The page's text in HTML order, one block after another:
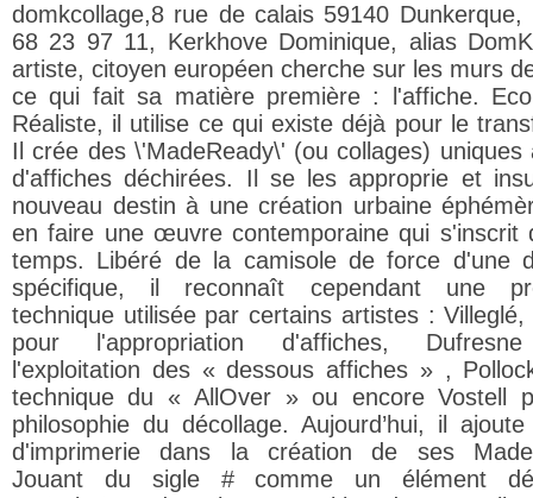
domkcollage,8 rue de calais 59140 Dunkerque,
68 23 97 11, Kerkhove Dominique, alias
artiste, citoyen européen cherche sur les murs
ce qui fait sa matière première : l'affiche.
Réaliste, il utilise ce qui existe déjà pour le
Il crée des \'MadeReady\' (ou collages) uniques
d'affiches déchirées. Il se les approprie et
nouveau destin à une création urbaine
en faire une œuvre contemporaine qui s'inscrit
temps. Libéré de la camisole de force d'une
spécifique, il reconnaît cependant une
technique utilisée par certains artistes : Villeglé,
pour l'appropriation d'affiches,
l'exploitation des « dessous affiches » ,
technique du « AllOver » ou encore Vostell
philosophie du décollage. Aujourd’hui, il
d'imprimerie dans la création de ses
Jouant du sigle # comme un élément